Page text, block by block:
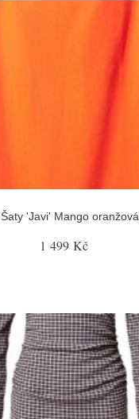
Šaty 'Javi' Mango oranžová
1 499 Kč